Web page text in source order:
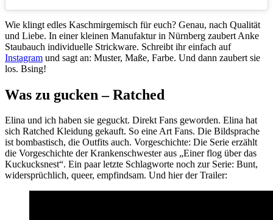
Wie klingt edles Kaschmirgemisch für euch? Genau, nach Qualität
und Liebe. In einer kleinen Manufaktur in Nürnberg zaubert Anke
Staubauch individuelle Strickware. Schreibt ihr einfach auf
Instagram und sagt an: Muster, Maße, Farbe. Und dann zaubert sie
los. Bsing!
Was zu gucken – Ratched
Elina und ich haben sie geguckt. Direkt Fans geworden. Elina hat
sich Ratched Kleidung gekauft. So eine Art Fans. Die Bildsprache
ist bombastisch, die Outfits auch. Vorgeschichte: Die Serie erzählt
die Vorgeschichte der Krankenschwester aus „Einer flog über das
Kuckucksnest“. Ein paar letzte Schlagworte noch zur Serie: Bunt,
widersprüchlich, queer, empfindsam. Und hier der Trailer: